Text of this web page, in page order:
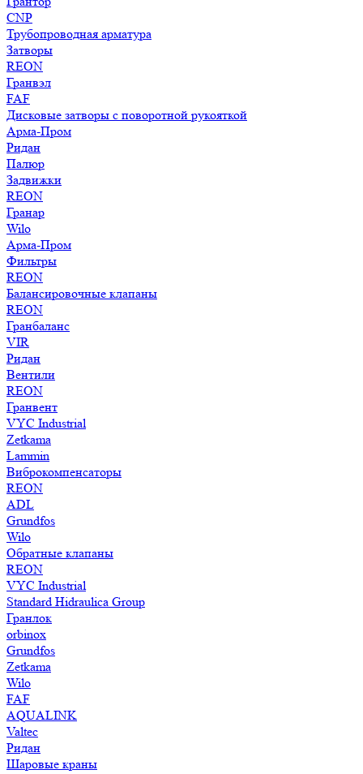
CNP
Трубопроводная арматура
Затворы
REON
Гранвэл
FAF
Дисковые затворы с поворотной рукояткой
Арма-Пром
Ридан
Палюр
Задвижки
REON
Гранар
Wilo
Арма-Пром
Фильтры
REON
Балансировочные клапаны
REON
Гранбаланс
VIR
Ридан
Вентили
REON
Гранвент
VYC Industrial
Zetkama
Lammin
Виброкомпенсаторы
REON
ADL
Grundfos
Wilo
Обратные клапаны
REON
VYC Industrial
Standard Hidraulica Group
Гранлок
orbinox
Grundfos
Zetkama
Wilo
FAF
AQUALINK
Valtec
Ридан
Шаровые краны